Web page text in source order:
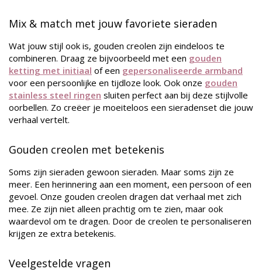
Mix & match met jouw favoriete sieraden
Wat jouw stijl ook is, gouden creolen zijn eindeloos te
combineren. Draag ze bijvoorbeeld met een gouden
ketting met initiaal of een gepersonaliseerde armband
voor een persoonlijke en tijdloze look. Ook onze gouden
stainless steel ringen sluiten perfect aan bij deze stijlvolle
oorbellen. Zo creëer je moeiteloos een sieradenset die jouw
verhaal vertelt.
Gouden creolen met betekenis
Soms zijn sieraden gewoon sieraden. Maar soms zijn ze
meer. Een herinnering aan een moment, een persoon of een
gevoel. Onze gouden creolen dragen dat verhaal met zich
mee. Ze zijn niet alleen prachtig om te zien, maar ook
waardevol om te dragen. Door de creolen te personaliseren
krijgen ze extra betekenis.
Veelgestelde vragen